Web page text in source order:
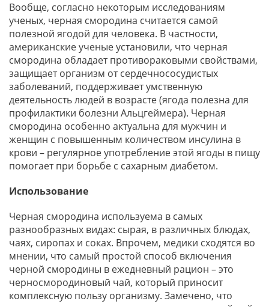
Вообще, согласно некоторым исследованиям
ученых, черная смородина считается самой
полезной ягодой для человека. В частности,
американские ученые установили, что черная
смородина обладает противораковыми свойствами,
защищает организм от сердечнососудистых
заболеваний, поддерживает умственную
деятельность людей в возрасте (ягода полезна для
профилактики болезни Альцгеймера). Черная
смородина особенно актуальна для мужчин и
женщин с повышенным количеством инсулина в
крови – регулярное употребление этой ягоды в пищу
помогает при борьбе с сахарным диабетом.
Использование
Черная смородина используема в самых
разнообразных видах: сырая, в различных блюдах,
чаях, сиропах и соках. Впрочем, медики сходятся во
мнении, что самый простой способ включения
черной смородины в ежедневный рацион – это
черносмородиновый чай, который приносит
комплексную пользу организму. Замечено, что